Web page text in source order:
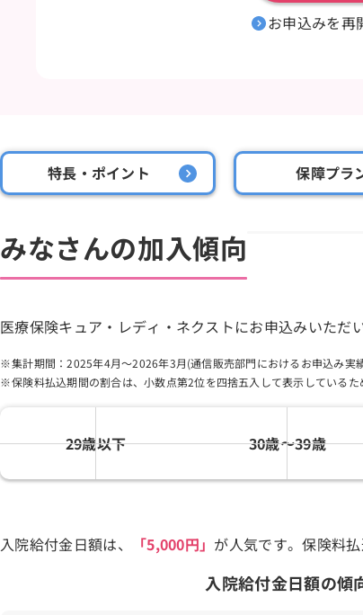
お申込みを再
特長・ポイント 保障プラ
みなさんの加入傾向
医療保険キュア・レディ・ネクストにお申込みいただ
集計期間：2025年4月～2026年3月(通信販売部門におけるお申込み実
保険料払込期間の割合は、小数点第2位を四捨五入して表示している
29歳以下 30歳〜39歳
入院給付金日額は、 「5,000円」 が人気です。保険料
入院給付金日額の傾